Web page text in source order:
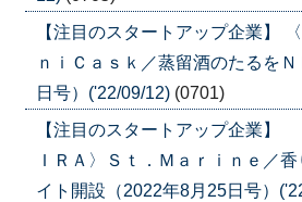
【注目のスタートアップ企業】
ｎｉＣａｓｋ／蒸留酒のたるを
日号）('22/09/12) (0701)
【注目のスタートアップ企業】
ＩＲＡ〉Ｓｔ．Ｍａｒｉｎｅ／
イト開設（2022年8月25日号）